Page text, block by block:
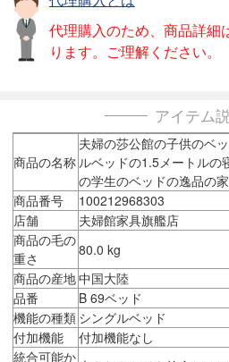
代理購入のため、商品詳細
ります。ご理解ください。
アイテム
商品の名称
夫婦の莎公館の子供のベ
ルベッドの1.5メートルの
の学生のベッドの逸品の
商品番号
100212968303
店舗
夫婦館家具旗艦店
商品の毛の
重さ
80.0 kg
商品の産地中国大陸
品番
B 69ベッド
機能の種類 シングルベッド
付加機能
付加機能なし
統合可能か